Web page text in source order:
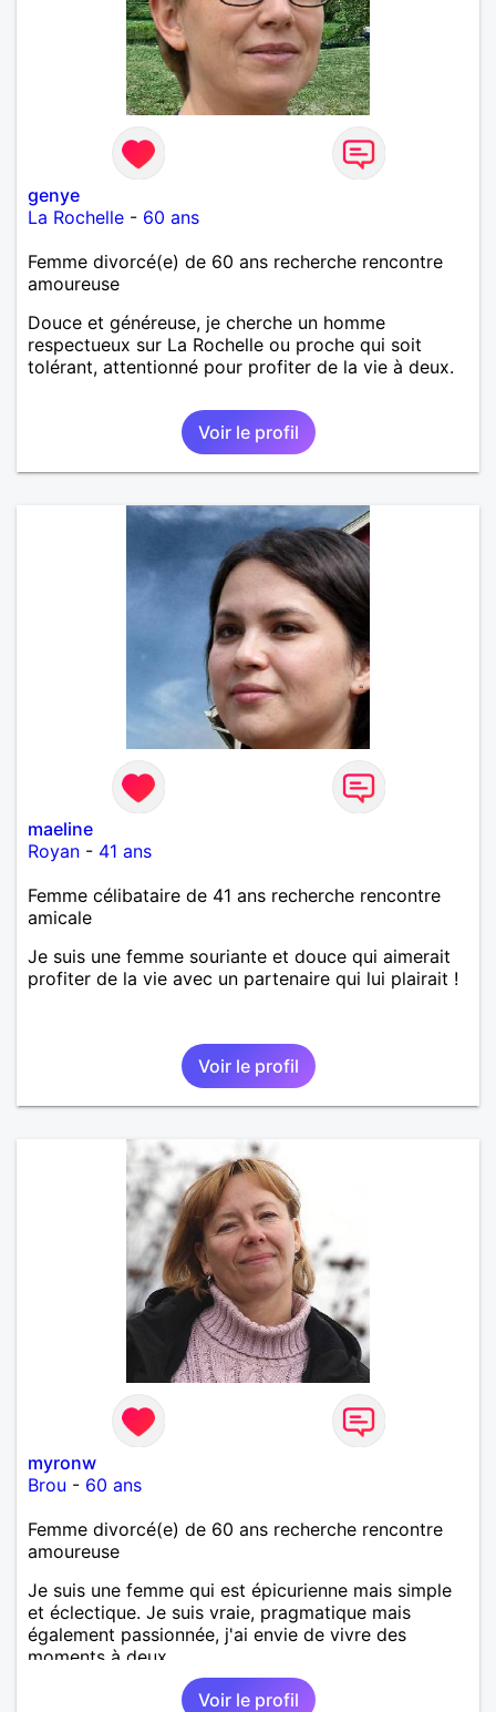
genye
La Rochelle - 60 ans
Femme divorcé(e) de 60 ans recherche rencontre
amoureuse
Douce et généreuse, je cherche un homme
respectueux sur La Rochelle ou proche qui soit
tolérant, attentionné pour profiter de la vie à deux.
Voir le profil
maeline
Royan - 41 ans
Femme célibataire de 41 ans recherche rencontre
amicale
Je suis une femme souriante et douce qui aimerait
profiter de la vie avec un partenaire qui lui plairait !
Voir le profil
myronw
Brou - 60 ans
Femme divorcé(e) de 60 ans recherche rencontre
amoureuse
Je suis une femme qui est épicurienne mais simple
et éclectique. Je suis vraie, pragmatique mais
également passionnée, j'ai envie de vivre des
moments à deux.
Voir le profil